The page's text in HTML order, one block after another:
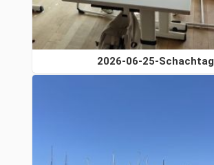
2026-06-25-Schachtag